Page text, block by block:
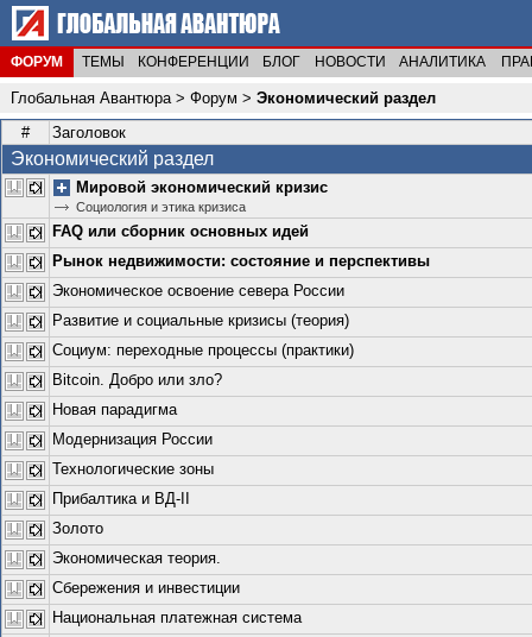
ФОРУМ ТЕМЫ КОНФЕРЕНЦИИ БЛОГ НОВОСТИ АНАЛИТИКА
Глобальная Авантюра> Форум > Экономический раздел
#
Заголовок
Экономический раздел
Мировой экономический кризис
Социология и этика кризиса
FAQ или сборник основных идей
Рынок недвижимости: состояние и перспективы
Экономическое освоение севера России
Развитие и социальные кризисы (теория)
Социум: переходные процессы (практики)
Bitcoin. Добро или зло?
Новая парадигма
Модернизация России
Технологические зоны
Прибалтика и ВД-II
Золото
Экономическая теория.
Сбережения и инвестиции
Национальная платежная система